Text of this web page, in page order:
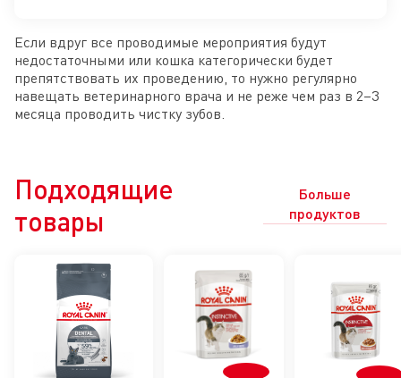
Если вдруг все проводимые мероприятия будут
недостаточными или кошка категорически будет
препятствовать их проведению, то нужно регулярно
навещать ветеринарного врача и не реже чем раз в 2–3
месяца проводить чистку зубов.
Подходящие
товары
Больше
продуктов